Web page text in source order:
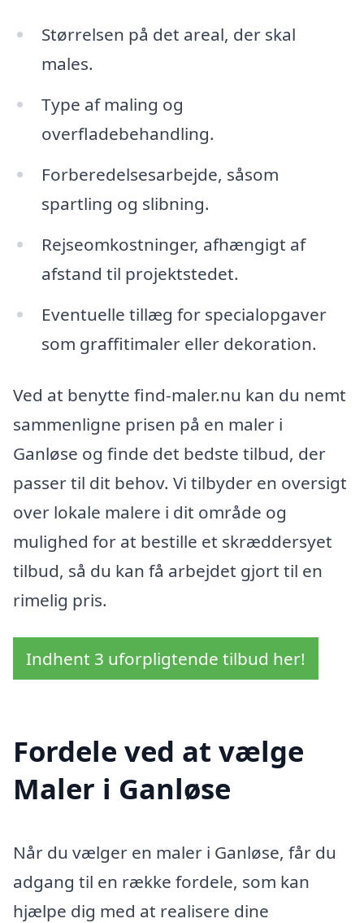
Størrelsen på det areal, der skal
males.
Type af maling og
overfladebehandling.
Forberedelsesarbejde, såsom
spartling og slibning.
Rejseomkostninger, afhængigt af
afstand til projektstedet.
Eventuelle tillæg for specialopgaver
som graffitimaler eller dekoration.
Ved at benytte find-maler.nu kan du nemt
sammenligne prisen på en maler i
Ganløse og finde det bedste tilbud, der
passer til dit behov. Vi tilbyder en oversigt
over lokale malere i dit område og
mulighed for at bestille et skræddersyet
tilbud, så du kan få arbejdet gjort til en
rimelig pris.
Indhent 3 uforpligtende tilbud her!
Fordele ved at vælge
Maler i Ganløse
Når du vælger en maler i Ganløse, får du
adgang til en række fordele, som kan
hjælpe dig med at realisere dine